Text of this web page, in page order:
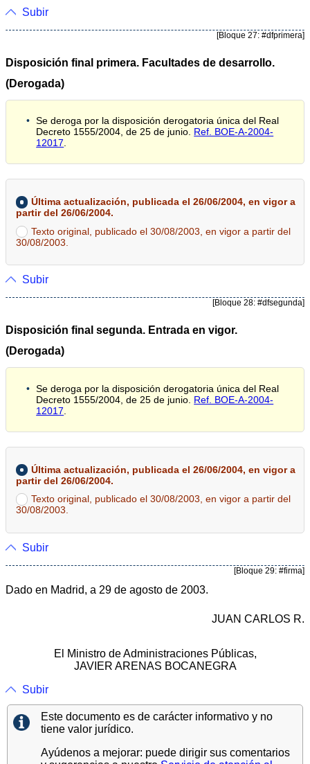
Subir
[Bloque 27: #dfprimera]
Disposición final primera. Facultades de desarrollo.
(Derogada)
Se deroga por la disposición derogatoria única del Real
Decreto 1555/2004, de 25 de junio. Ref. BOE-A-2004-
12017.
Última actualización, publicada el 26/06/2004, en vigor a
partir del 26/06/2004.
Texto original, publicado el 30/08/2003, en vigor a partir del
30/08/2003.
Subir
[Bloque 28: #dfsegunda]
Disposición final segunda. Entrada en vigor.
(Derogada)
Se deroga por la disposición derogatoria única del Real
Decreto 1555/2004, de 25 de junio. Ref. BOE-A-2004-
12017
Última actualización, publicada el 26/06/2004, en vigor a
partir del 26/06/2004.
Texto original, publicado el 30/08/2003, en vigor a partir del
30/08/2003.
Subir
[Bloque 29: #firma]
Dado en Madrid, a 29 de agosto de 2003.
JUAN CARLOS R.
El Ministro de Administraciones Públicas,
JAVIER ARENAS BOCANEGRA
Subir
Este documento es de carácter informativo y no
tiene valor jurídico.
Ayúdenos a mejorar: puede dirigir sus comentarios